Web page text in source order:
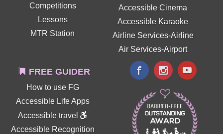
Competitions
Lessons
MTR Station
Accessible Cinema
Accessible Karaoke
Airline Services-Airline
Air Services-Airport
FREE GUIDER
How to use FG
Accessible Life Apps
Accessible travel
Accessible Recognition